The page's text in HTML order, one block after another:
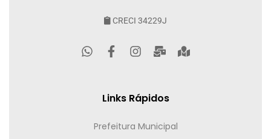
CRECI 34229J
Links Rápidos
Prefeitura Municipal